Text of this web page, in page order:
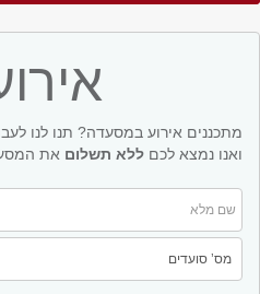
מתכננים אירוע במסעדה? תנו לנו
ואנו נמצא לכם ללא תשלום את